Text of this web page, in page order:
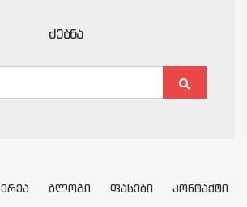
ᲫᲔᲑᲜᲐ
ᲑᲚᲝᲒᲘ ᲤᲐᲡᲔᲑᲘ ᲙᲝᲜᲢᲐᲥᲢᲘ